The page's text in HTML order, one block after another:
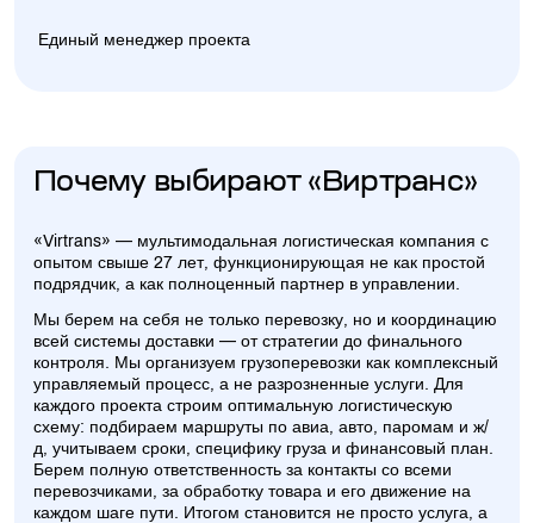
Единый менеджер проекта
Почему выбирают «Виртранс»
«Virtrans» — мультимодальная логистическая компания с
опытом свыше 27 лет, функционирующая не как простой
подрядчик, а как полноценный партнер в управлении.
Мы берем на себя не только перевозку, но и координацию
всей системы доставки — от стратегии до финального
контроля. Мы организуем грузоперевозки как комплексный
управляемый процесс, а не разрозненные услуги. Для
каждого проекта строим оптимальную логистическую
схему: подбираем маршруты по авиа, авто, паромам и ж/
д, учитываем сроки, специфику груза и финансовый план.
Берем полную ответственность за контакты со всеми
перевозчиками, за обработку товара и его движение на
каждом шаге пути. Итогом становится не просто услуга, а